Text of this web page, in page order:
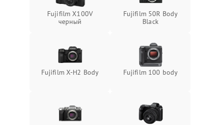
Fujifilm X100V
черный
Fujifilm 50R Body
Black
Fujifilm X-H2 Body Fujifilm 100 body